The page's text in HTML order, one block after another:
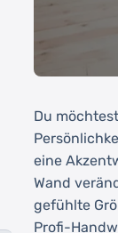
Du
eine
Wand
gefühlte
Profi-